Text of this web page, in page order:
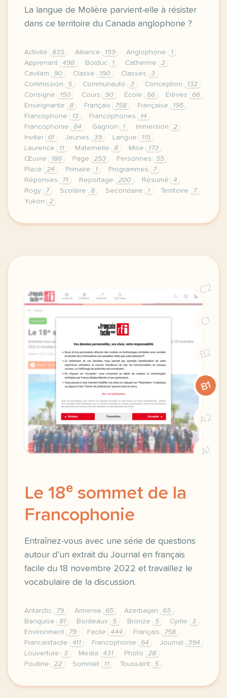
La langue de Molière parvient-elle à résister
dans ce territoire du Canada anglophone ?
Activité 835 Alliance 159 Anglophone
1
Apprenant
498 Bolduc 1 Catherine
2
Cavilam
90 Classe 190 Classes
3
Commission
5 Communauté 3 Conception
132
Consigne
150 Cours 90 École 66 Élèves
66
Enseignante
8 Français 758 Française
195
Francophone
13 Francophones
14
Francophonie
64 Gagnon 1 Immersion
2
Inviter
61 Jeunes 39 Langue
115
Laurence
11 Maternelle 8 Mise
173
Œuvre
186 Page 253 Personnes
55
Place
24 Primaire 1 Programmes
7
Réponses
71 Reportage 200 Résumé
4
Rogy
7 Scolaire 8 Secondaire 1 Territoire
7
Yukon
2
le respect de votre vie privee est une priorite
C2
C1
B2
B1
A2
A1
Le 18ᵉ sommet de la
Francophonie
Entraînez-vous avec une série de questions
autour d’un extrait du Journal en français
facile du 18 novembre 2022 et travaillez le
vocabulaire de la discussion.
Antarctic 79 Armenia 65 Azerbaijan
65
Banquise
81 Bordeaux 5 Bronze 5 Cyrile
3
Environment
79 Facile 444 Français
758
Francaisfacile
411 Francophonie 64 Journal
394
Louverture
3 Media 431 Photo
28
Poutine
22 Sommet 11 Toussaint 5
exercice a2 le 18e sommet de la francophonie